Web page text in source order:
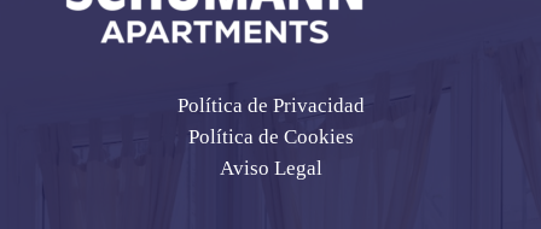
Política de Privacidad
Política de Cookies
Aviso Legal